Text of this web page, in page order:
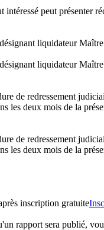
intéressé peut
liquidateur
liquidateur
de redressement
les deux mois de la
de redressement
les deux mois de la
inscription gratuite
rapport sera publié,